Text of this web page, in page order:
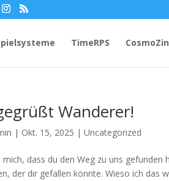
TimeRPS
Wanderer!
| Okt. 15, 2025 | Uncategorized
mich, dass du den Weg zu uns
der dir gefallen könnte. Wieso ich das